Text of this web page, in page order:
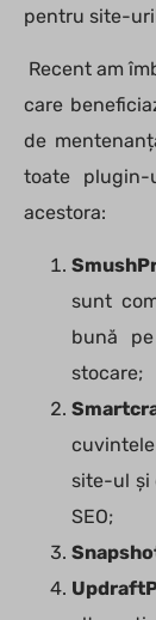
pentru site-
Recent am
care
de
toate
acestora:
sunt
bună
stocare;
site-ul și
SEO;